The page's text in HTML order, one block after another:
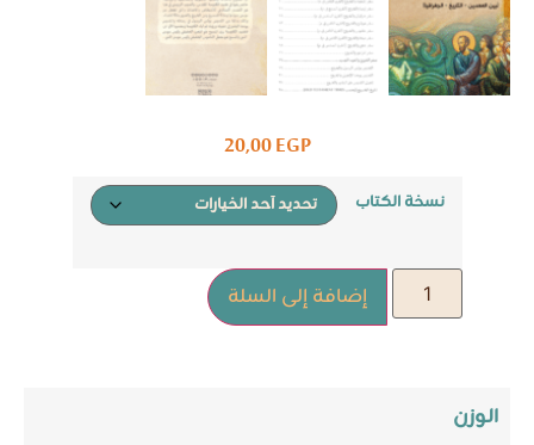
20,00EGP
نسخة الكتاب
إضافة إلى السلة
الوزن